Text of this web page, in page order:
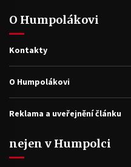
O Humpolákovi
Kontakty
O Humpolákovi
Reklama a uveřejnění článku
nejen v Humpolci